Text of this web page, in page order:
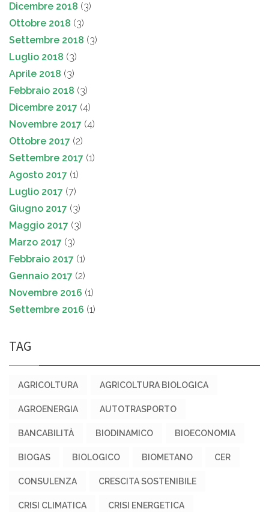
Dicembre 2018 (3)
Ottobre 2018 (3)
Settembre 2018 (3)
Luglio 2018 (3)
Aprile 2018 (3)
Febbraio 2018 (3)
Dicembre 2017 (4)
Novembre 2017 (4)
Ottobre 2017 (2)
Settembre 2017 (1)
Agosto 2017 (1)
Luglio 2017 (7)
Giugno 2017 (3)
Maggio 2017 (3)
Marzo 2017 (3)
Febbraio 2017 (1)
Gennaio 2017 (2)
Novembre 2016 (1)
Settembre 2016 (1)
TAG
AGRICOLTURA AGRICOLTURA BIOLOGICA
AGROENERGIA AUTOTRASPORTO
BANCABILITÀ BIODINAMICO BIOECONOMIA
BIOGAS BIOLOGICO BIOMETANO CER
CONSULENZA CRESCITA SOSTENIBILE
CRISI CLIMATICA CRISI ENERGETICA